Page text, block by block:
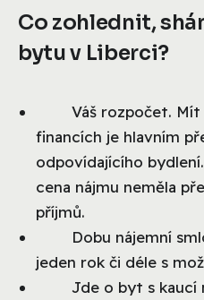
Co zohlednit,
bytu v Liberci?
Váš rozpočet. Mít
financích je hlavním
odpovídajícího
cena nájmu neměla
příjmů.
Dobu nájemní
jeden rok či déle s
Jde o byt s kaucí